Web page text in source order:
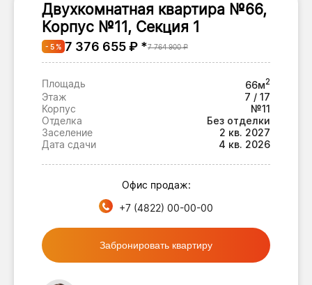
Двухкомнатная квартира №66,
Корпус №11, Секция 1
- 5 % 7 376 655 ₽ *7 764 900 ₽
Площадь 66м2
Этаж
7 / 17
Корпус
№11
Отделка
Без отделки
Заселение
2 кв. 2027
Дата сдачи
4 кв. 2026
Офис продаж:
+7 (4822) 00-00-00
Забронировать квартиру